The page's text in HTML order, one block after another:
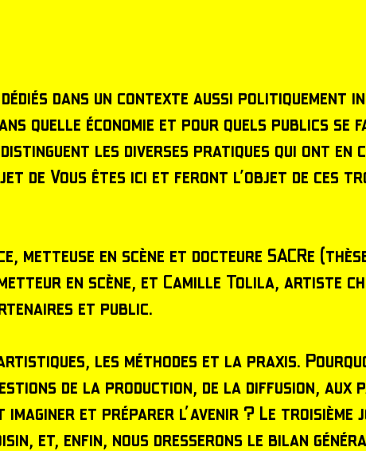
dédiés dans un contexte aussi
quelle économie et pour quels publics
les diverses pratiques qui ont en
de Vous êtes ici et feront l’objet de ces
metteuse en scène et docteure SACRe
en scène, et Camille Tolila, artiste
et public.
les méthodes et la praxis.
de la production, de la diffusion,
imaginer et préparer l'avenir ? Le
et, enfin, nous dresserons le bilan